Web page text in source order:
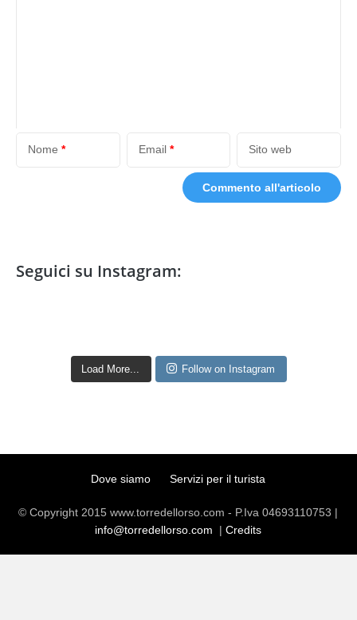
Nome * Email * Sito web
Seguici su Instagram:
Load More... Follow on Instagram
Dove siamo Servizi per il turista
© Copyright 2015 www.torredellorso.com - P.Iva 04693110753 |
info@torredellorso.com |Credits